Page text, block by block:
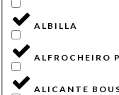
ALBILLA
ALFROCHEIRO
ALICANTE